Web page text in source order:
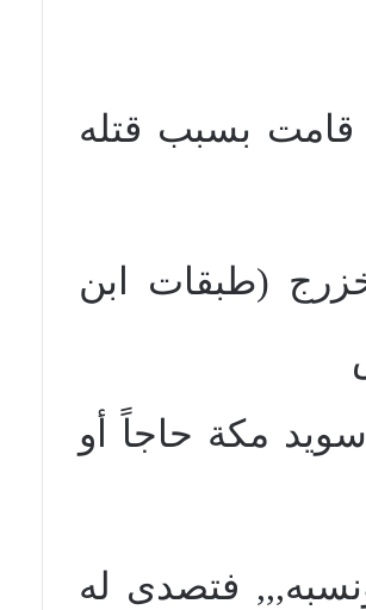
166), وهو من قامت بسبب قتله
(طبقات ابن
مكة حاجاً أو
فتصدى له